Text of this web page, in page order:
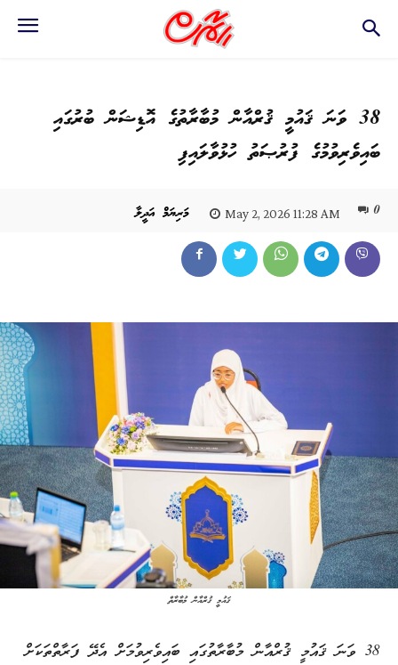
38 ވަނަ ޤައުމީ ޤުރްއާން މުބާރާތުގެ އޮޑިޝަން ބުރުގައި
ބައިވެރިވުމުގެ ފުރުޞަތު ހުޅުވާލައިފި
މަރިޔަމް އަދީލާ May 2, 2026 11:28 AM 0
ޤައުމީ ޤުރްއާން މުބާރާތް
38 ވަނަ ޤައުމީ ޤުރްއާން މުބާރާތުގައި ބައިވެރިވުމަށް އެދޭ ފަރާތްތަކަށް